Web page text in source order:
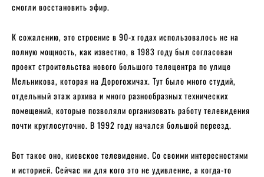
смогли восстановить эфир.
К сожалению, это строение в 90-х годах использовалось не на
полную мощность, как известно, в 1983 году был согласован
проект строительства нового большого телецентра по улице
Мельникова, которая на Дорогожичах. Тут было много студий,
отдельный этаж архива и много разнообразных технических
помещений, которые позволяли организовать работу телевидения
почти круглосуточно. В 1992 году начался большой переезд.
Вот такое оно, киевское телевидение. Со своими интересностями
и историей. Сейчас ни для кого это не удивление, а когда-то